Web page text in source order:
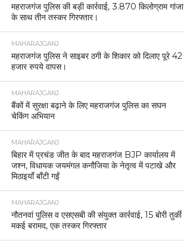
महराजगंज पुलिस की बड़ी कार्रवाई, 3.870 किलोग्राम गांजा
के साथ तीन तस्कर गिरफ्तार।
MAHARAJGANJ
महराजगंज पुलिस ने साइबर ठगी के शिकार को दिलाए पूरे 42
हजार रुपये वापस।
MAHARAJGANJ
बैंकों में सुरक्षा बढ़ाने के लिए महराजगंज पुलिस का सघन
चेकिंग अभियान
MAHARAJGANJ
बिहार में प्रचंड जीत के बाद महराजगंज BJP कार्यालय में
जश्न, विधायक जयमंगल कनौजिया के नेतृत्व में पटाखे और
मिठाइयाँ बाँटी गईं
MAHARAJGANJ
नौतनवां पुलिस व एसएसबी की संयुक्त कार्रवाई, 15 बोरी तुर्की
मकई बरामद, एक तस्कर गिरफ्तार